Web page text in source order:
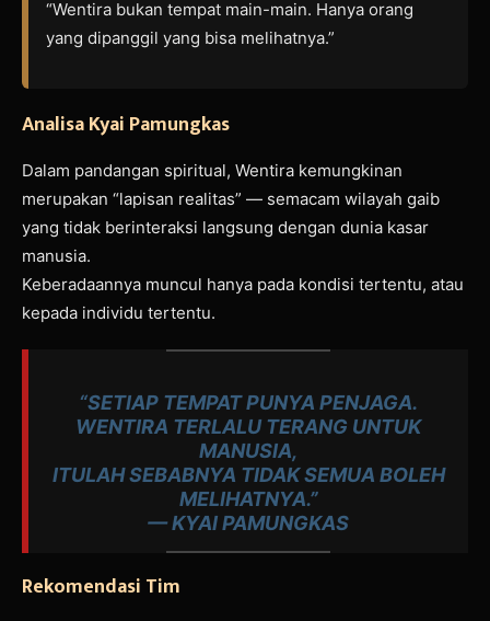
“Wentira bukan tempat main-main. Hanya orang
yang dipanggil yang bisa melihatnya.”
Analisa Kyai Pamungkas
Dalam pandangan spiritual, Wentira kemungkinan
merupakan “lapisan realitas” — semacam wilayah gaib
yang tidak berinteraksi langsung dengan dunia kasar
manusia.
Keberadaannya muncul hanya pada kondisi tertentu, atau
kepada individu tertentu.
“SETIAP TEMPAT PUNYA PENJAGA.
WENTIRA TERLALU TERANG UNTUK
MANUSIA,
ITULAH SEBABNYA TIDAK SEMUA BOLEH
MELIHATNYA.”
—KYAI PAMUNGKAS
Rekomendasi Tim